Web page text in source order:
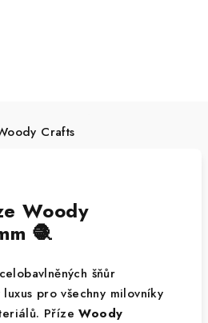
Crafts
Woody
🧶
šňůr
pro všechny milovníky
PřízeWoody